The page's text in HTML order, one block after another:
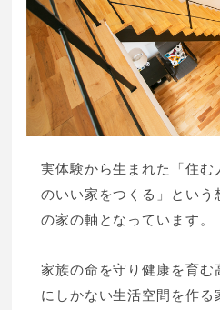
実体験から生まれた「住
のいい家をつくる」という
の家の軸となっています。
家族の命を守り健康を育む
にしかない生活空間を作